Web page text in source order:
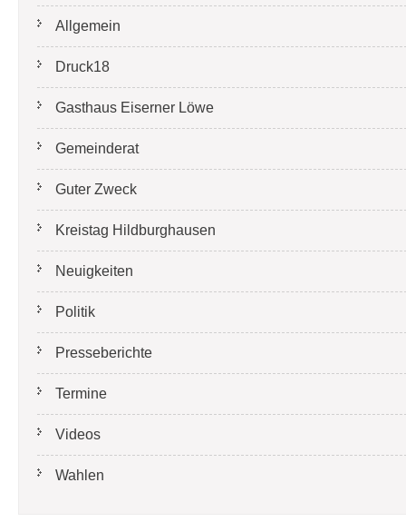
Allgemein
Druck18
Gasthaus Eiserner Löwe
Gemeinderat
Guter Zweck
Kreistag Hildburghausen
Neuigkeiten
Politik
Presseberichte
Termine
Videos
Wahlen